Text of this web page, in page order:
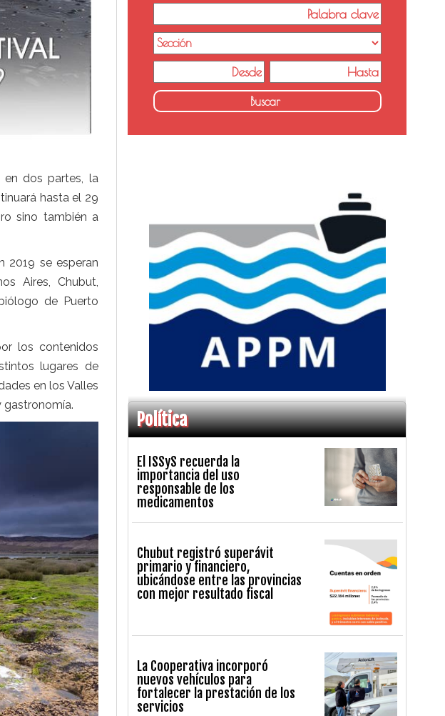
en dos partes, la
hasta el 29
sino también a
2019 se esperan
Aires, Chubut,
de Puerto
los contenidos
lugares de
en los Valles
gastronomía.
Política
El ISSyS recuerda la
importancia del uso
responsable de los
medicamentos
Chubut registró superávit
primario y financiero,
ubicándose entre las provincias
con mejor resultado fiscal
La Cooperativa incorporó
nuevos vehículos para
fortalecer la prestación de los
servicios